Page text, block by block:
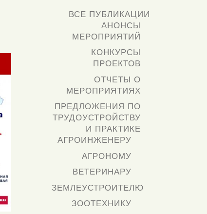
ВСЕ ПУБЛИКАЦИИ
АНОНСЫ
МЕРОПРИЯТИЙ
КОНКУРСЫ
ПРОЕКТОВ
ОТЧЕТЫ О
МЕРОПРИЯТИЯХ
ПРЕДЛОЖЕНИЯ ПО
ТРУДОУСТРОЙСТВУ
И ПРАКТИКЕ
АГРОИНЖЕНЕРУ
АГРОНОМУ
ВЕТЕРИНАРУ
ЗЕМЛЕУСТРОИТЕЛЮ
ЗООТЕХНИКУ